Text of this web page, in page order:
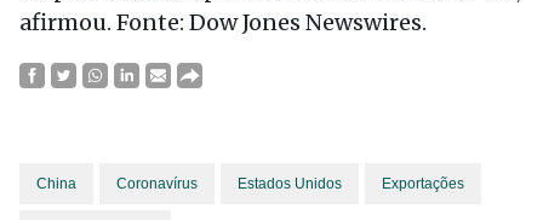
afirmou. Fonte: Dow Jones Newswires.
China Coronavírus Estados Unidos Exportações